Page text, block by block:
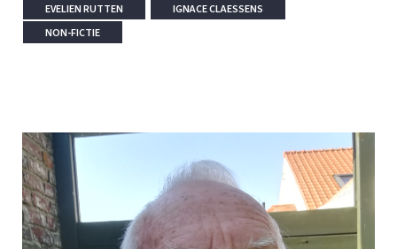
EVELIEN RUTTEN
IGNACE CLAESSENS
NON-FICTIE